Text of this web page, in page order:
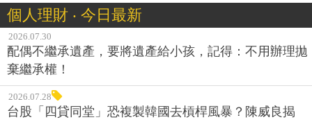
個人理財 ‧ 今日最新
2026.07.30
配偶不繼承遺產，要將遺產給小孩，記得：不用辦理拋
棄繼承權！
2026.07.28
台股「四貸同堂」恐複製韓國去槓桿風暴？陳威良揭